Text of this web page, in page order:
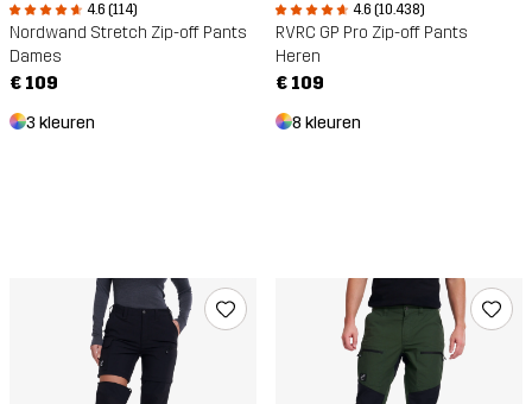
4.6 (114)
Nordwand Stretch Zip-off Pants
Dames
€ 109
3 kleuren
4.6 (10.438)
RVRC GP Pro Zip-off Pants
Heren
€ 109
8 kleuren